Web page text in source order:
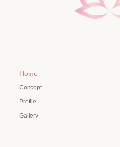
Home
Concept
Profile
Gallery